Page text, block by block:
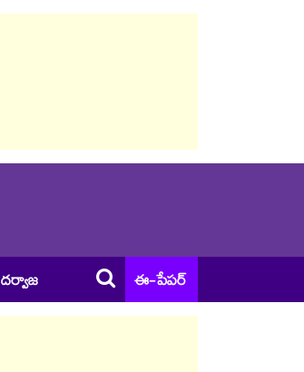
దర్వాజ ఈ-పేపర్